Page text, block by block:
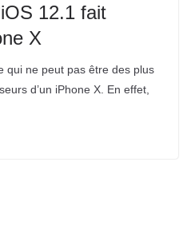
12.1 fait
X
qui ne peut pas être des plus
d’un iPhone X. En effet,